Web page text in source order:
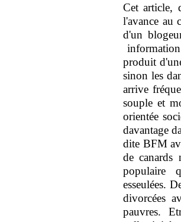
Cet article,
l'avance au
d'un
produit
sinon les
arrive
souple et
orientée
davantage
dite BFM
de canards
populaire
esseulées.
divorcées
pauvres.